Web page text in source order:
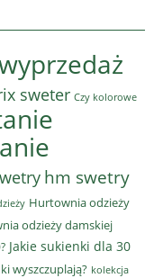
sweter Czy kolorowe
hm swetry
Hurtownia odzieży
odzieży damskiej
Jakie sukienki dla 30
wyszczuplają? kolekcja